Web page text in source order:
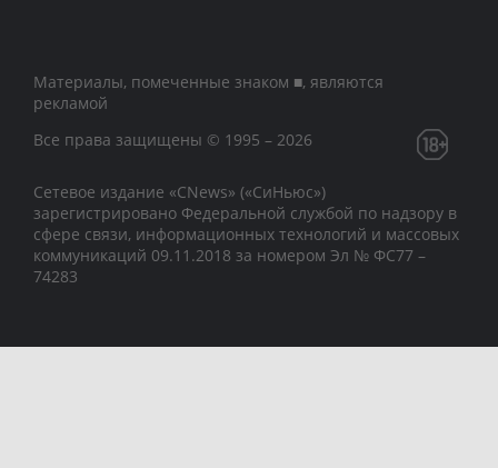
Материалы, помеченные знаком ■, являются
рекламой
Все права защищены © 1995 – 2026
Сетевое издание «CNews» («СиНьюс»)
зарегистрировано Федеральной службой по надзору в
сфере связи, информационных технологий и массовых
коммуникаций 09.11.2018 за номером Эл № ФС77 –
74283